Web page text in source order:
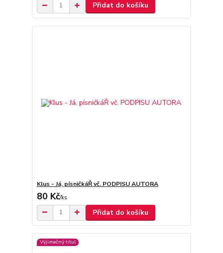
Přidat do košíku
Klus - Já, písničkáŘ vč. PODPISU AUTORA
80 Kč/ks
Přidat do košíku
Výjimečný titul